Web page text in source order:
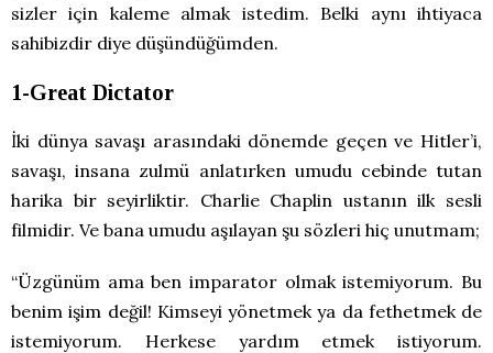
sizler için kaleme almak istedim. Belki aynı ihtiyaca
sahibizdir diye düşündüğümden.
1-Great Dictator
İki dünya savaşı arasındaki dönemde geçen ve Hitler’i,
savaşı, insana zulmü anlatırken umudu cebinde tutan
harika bir seyirliktir. Charlie Chaplin ustanın ilk sesli
filmidir. Ve bana umudu aşılayan şu sözleri hiç unutmam;
“Üzgünüm ama ben imparator olmak istemiyorum. Bu
benim işim değil! Kimseyi yönetmek ya da fethetmek de
istemiyorum. Herkese yardım etmek istiyorum.